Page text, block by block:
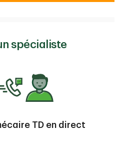
spécialiste
TD en direct